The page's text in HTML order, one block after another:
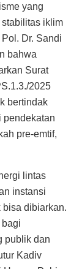
yang
stabilitas iklim
Dr. Sandi
bahwa
Surat
2025
bertindak
pendekatan
pre-emtif,
lintas
instansi
bisa dibiarkan.
publik dan
Kadiv